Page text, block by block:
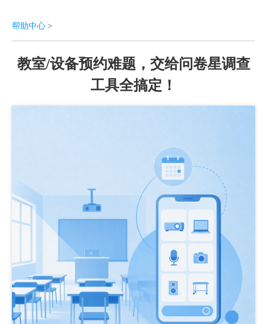
帮助中心 >
教室/设备预约难题，交给问卷星调查
工具全搞定！